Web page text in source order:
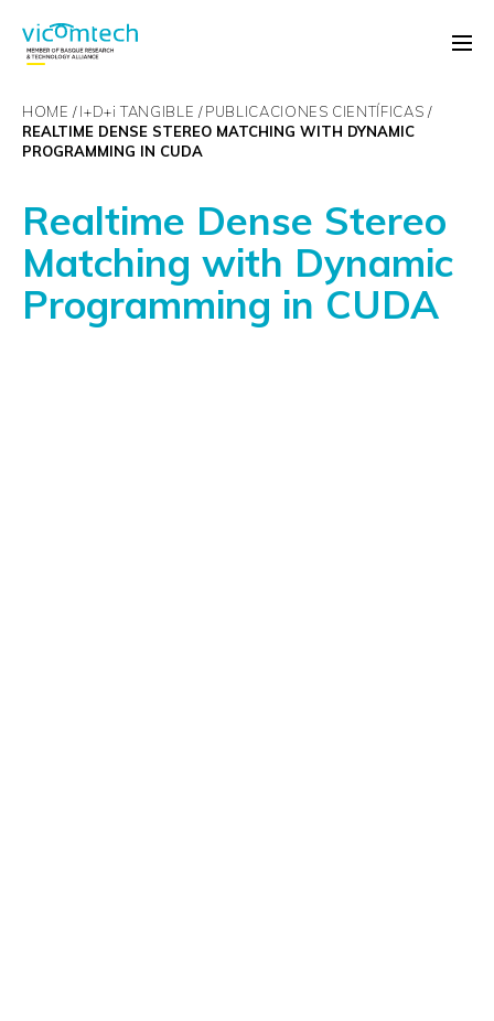
HOME I+D+i TANGIBLE PUBLICACIONES CIENTÍFICAS
REALTIME DENSE STEREO MATCHING WITH DYNAMIC
PROGRAMMING IN CUDA
Realtime Dense Stereo
Matching with Dynamic
Programming in CUDA